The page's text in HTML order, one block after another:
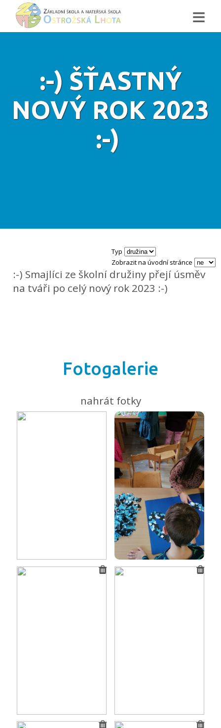
≡
:-) ŠŤASTNÝ
NOVÝ ROK 2023
:-)
Typ
Zobrazit na úvodní stránce
:-) Smajlíci ze školní družiny přejí úsměv
na tváři po celý nový rok 2023 :-)
Fotogalerie
nahrát fotky